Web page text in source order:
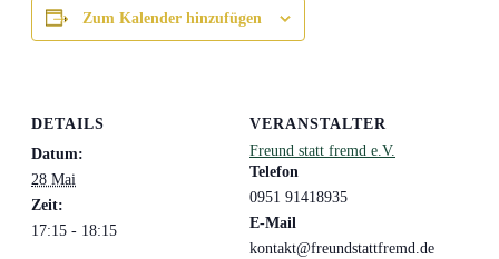
Zum Kalender hinzufügen
DETAILS
Datum:
28 Mai
Zeit:
17:15 - 18:15
VERANSTALTER
Freund statt fremd e.V.
Telefon
0951 91418935
E-Mail
kontakt@freundstattfremd.de